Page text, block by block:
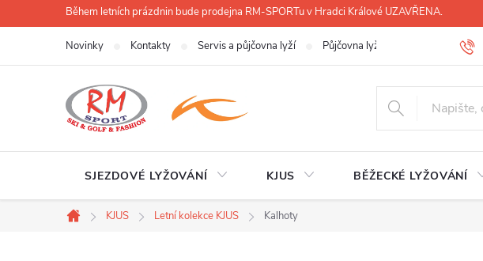
na
Během letních prázdnin bude prodejna RM-SPORTu v Hradci Králové UZAVŘENA.
Novinky Kontakty Servis a půjčovna lyží Půjčovna lyží, lyžáků, běžek
SJEZDOVÉ LYŽOVÁNÍ KJUS BĚŽECKÉ LYŽOVÁNÍ
Domů
KJUS Letní kolekce KJUS Kalhoty